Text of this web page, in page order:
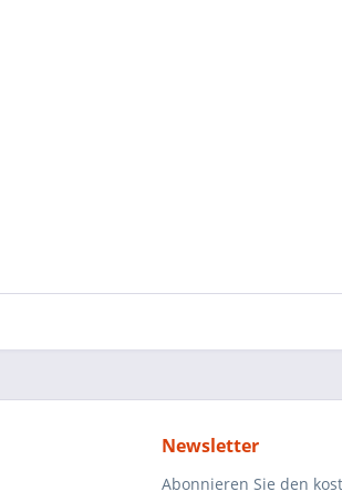
Newsletter
Abonnieren Sie den